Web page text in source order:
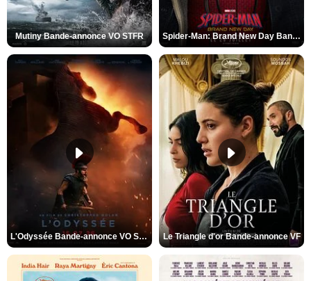
Mutiny Bande-annonce VO STFR Spider-Man: Brand New Day Bande-annonce VO STFR
L'Odyssée Bande-annonce VO STFR Le Triangle d'or Bande-annonce VF